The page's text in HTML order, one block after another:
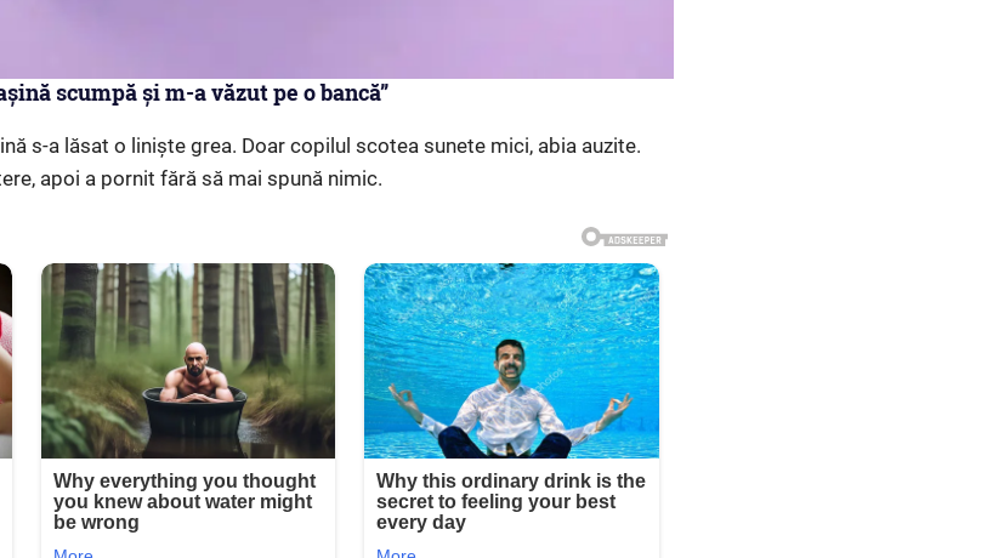
scumpă și m-a văzut pe o bancă”
s-a lăsat o liniște grea. Doar copilul scotea sunete mici, abia auzite.
apoi a pornit fără să mai spună nimic.